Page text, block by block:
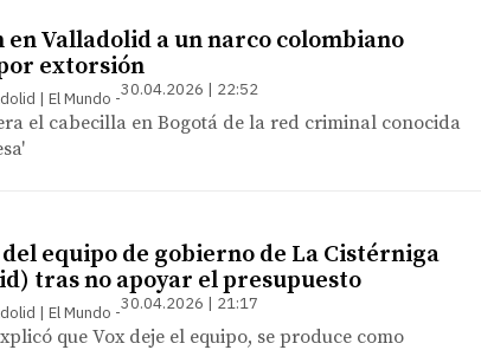
en Valladolid a un narco colombiano
extorsión
| El Mundo 30.04.2026 | 22:52
el cabecilla en Bogotá de la red criminal conocida
del equipo de gobierno de La Cistérniga
tras no apoyar el presupuesto
| El Mundo 30.04.2026 | 21:17
que Vox deje el equipo, se produce como